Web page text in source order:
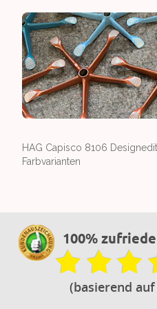
HAG Capisco 8106
Farbvarianten
100%
(basierend